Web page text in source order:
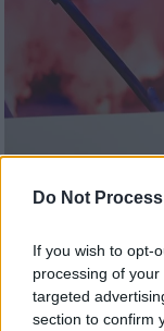
Do Not
If you wish to opt-
processing of
targeted
section to confirm
Νέα Αριστερά